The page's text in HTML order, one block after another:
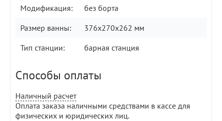
Модификация:
без борта
Размер ванны:
376х270х262 мм
Тип станции:
барная станция
Способы оплаты
Наличный расчет
Оплата заказа наличными средствами в кассе для
физических и юридических лиц.